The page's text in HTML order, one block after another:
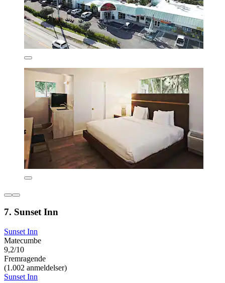
7. Sunset Inn
Sunset Inn
Matecumbe
9,2/10
Fremragende
(1.002 anmeldelser)
Sunset Inn